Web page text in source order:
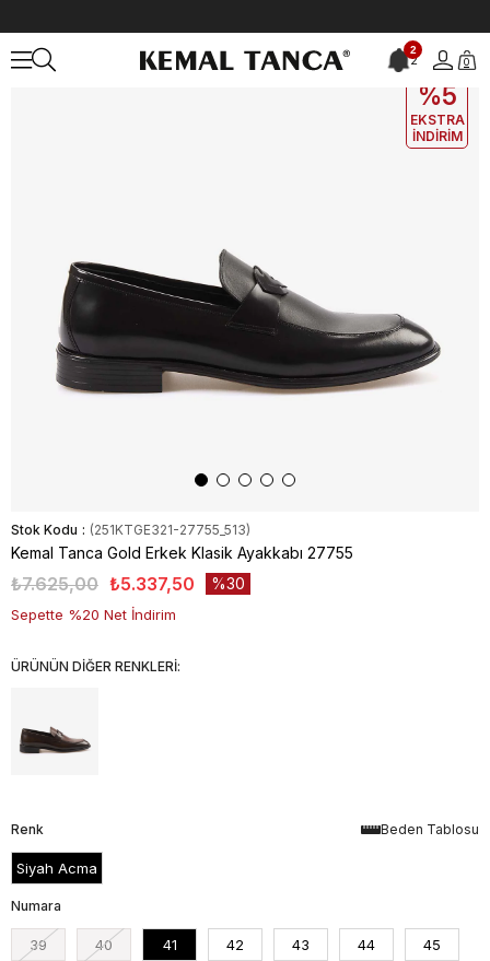
2
2 0
EKLE5
%5
EKSTRA
İNDİRİM
Stok Kodu (251KTGE321-27755_513)
Kemal Tanca Gold Erkek Klasik Ayakkabı 27755
₺7.625,00 ₺5.337,50 30
Sepette %20 Net İndirim
ÜRÜNÜN DİĞER RENKLERİ:
Beden Tablosu
Renk
Siyah Acma
Numara
39 40 41 42 43 44 45